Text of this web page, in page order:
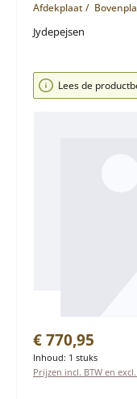
Afdekplaat /
Jydepejsen
Afbeeldingengalerij
Lees de
Normale prijs:
€ 770,95
Inhoud: 1 stuks
Prijzen incl. BTW en